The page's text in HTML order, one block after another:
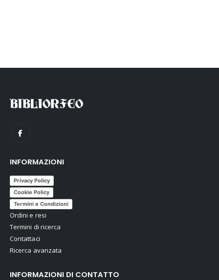
INFORMAZIONI
Privacy Policy
Cookie Policy
Termini e Condizioni
Ordini e resi
Termini di ricerca
Contattaci
Ricerca avanzata
INFORMAZIONI DI CONTATTO